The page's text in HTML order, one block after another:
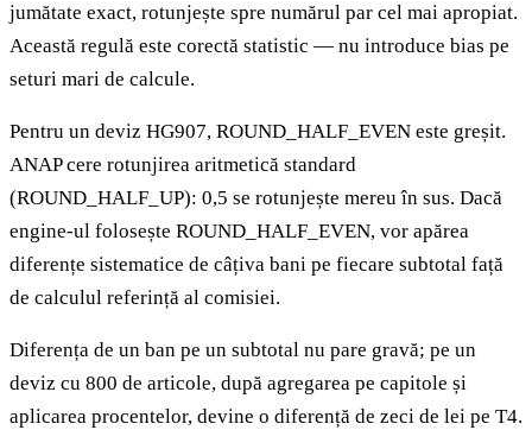
jumătate exact, rotunjește spre numărul par cel mai apropiat.
Această regulă este corectă statistic — nu introduce bias pe
seturi mari de calcule.
Pentru un deviz HG907, ROUND_HALF_EVEN este greșit.
ANAP cere rotunjirea aritmetică standard
(ROUND_HALF_UP): 0,5 se rotunjește mereu în sus. Dacă
engine-ul folosește ROUND_HALF_EVEN, vor apărea
diferențe sistematice de câțiva bani pe fiecare subtotal față
de calculul referință al comisiei.
Diferența de un ban pe un subtotal nu pare gravă; pe un
deviz cu 800 de articole, după agregarea pe capitole și
aplicarea procentelor, devine o diferență de zeci de lei pe T4.